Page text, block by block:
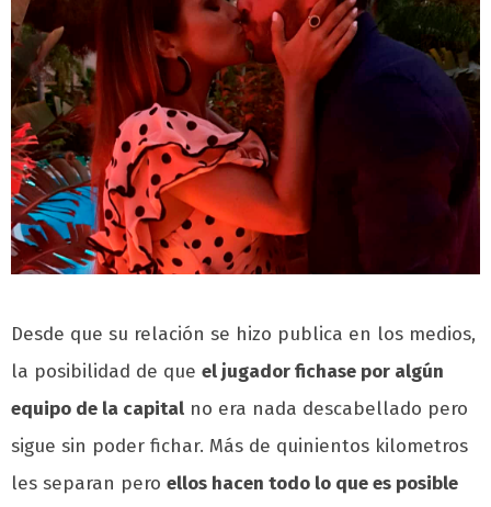
Desde que su relación se hizo publica en los medios,
la posibilidad de que el jugador fichase por algún
equipo de la capital no era nada descabellado pero
sigue sin poder fichar. Más de quinientos kilometros
les separan pero ellos hacen todo lo que es posible